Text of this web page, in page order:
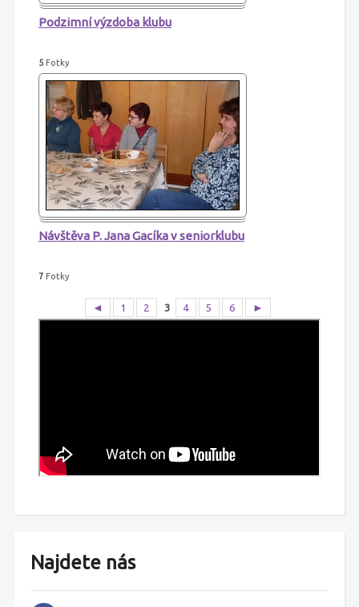
Najdete nás
Podzimní výzdoba klubu
5Fotky
Návštěva P. Jana Gacíka v seniorklubu
7Fotky
◄ 1 2 3 4 5 6 ►